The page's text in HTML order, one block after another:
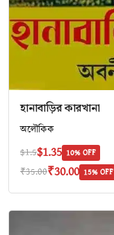
হানাবাড়ির কারখানা
অলৌকিক
$1.5$1.35 10% OFF
₹35.00₹30.00 15% OFF